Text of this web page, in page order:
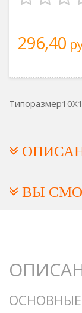
296,40
Типоразмер
ВЫ